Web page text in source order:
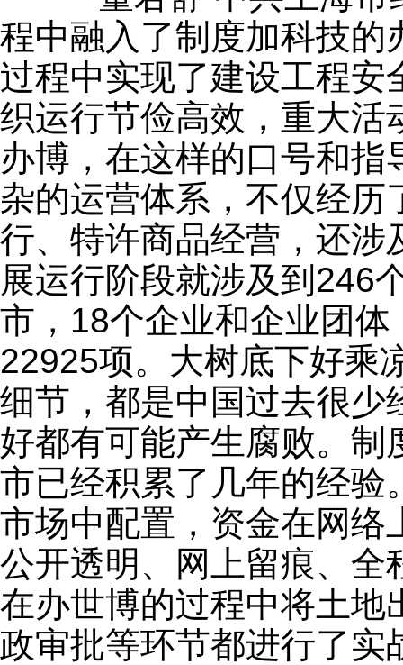
程中融入了制度加科技的
过程中实现了建设工程安
织运行节俭高效，重大活
办博，在这样的口号和
杂的运营体系，不仅经
行、特许商品经营，还涉
展运行阶段就涉及到246
市，18个企业和企业团
22925项。大树底下好乘
细节，都是中国过去很少
好都有可能产生腐败。制
市已经积累了几年的经验
市场中配置，资金在网络
公开透明、网上留痕、全
在办世博的过程中将土地
政审批等环节都进行了实